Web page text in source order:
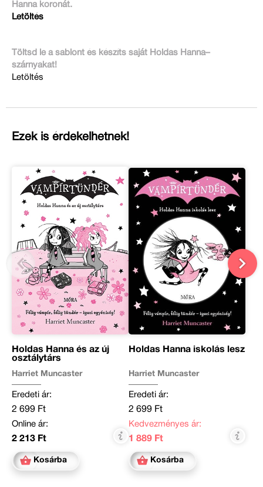
Hanna koronát.
Letöltés
Töltsd le a sablont és készíts saját Holdas Hanna–
szárnyakat!
Letöltés
Ezek is érdekelhetnek!
Holdas Hanna és az új
osztálytárs
Harriet Muncaster
Eredeti ár:
2 699 Ft
Online ár:
2 213 Ft
Kosárba
Holdas Hanna iskolás lesz
Harriet Muncaster
Eredeti ár:
2 699 Ft
Kedvezményes ár:
1 889 Ft
Kosárba